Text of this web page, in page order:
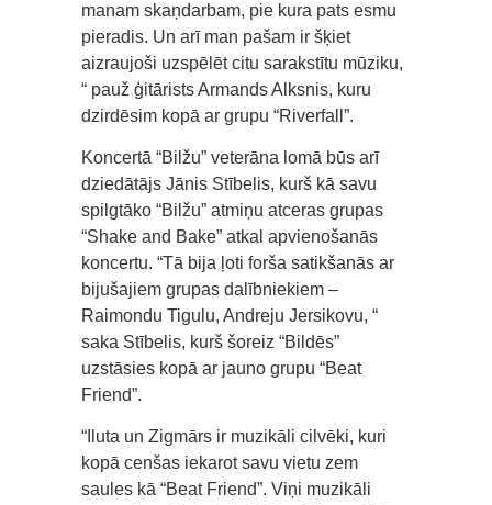
manam skaņdarbam, pie kura pats esmu
pieradis. Un arī man pašam ir šķiet
aizraujoši uzspēlēt citu sarakstītu mūziku,
“ pauž ģitārists Armands Alksnis, kuru
dzirdēsim kopā ar grupu “Riverfall”.
Koncertā “Bilžu” veterāna lomā būs arī
dziedātājs Jānis Stībelis, kurš kā savu
spilgtāko “Bilžu” atmiņu atceras grupas
“Shake and Bake” atkal apvienošanās
koncertu. “Tā bija ļoti forša satikšanās ar
bijušajiem grupas dalībniekiem –
Raimondu Tigulu, Andreju Jersikovu, “
saka Stībelis, kurš šoreiz “Bildēs”
uzstāsies kopā ar jauno grupu “Beat
Friend”.
“Iluta un Zigmārs ir muzikāli cilvēki, kuri
kopā cenšas iekarot savu vietu zem
saules kā “Beat Friend”. Viņi muzikāli